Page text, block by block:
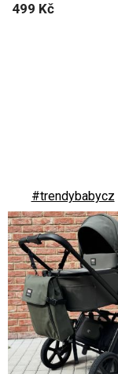
499 Kč
#trendybabycz